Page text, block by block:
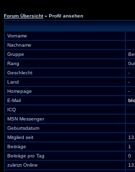
Forum Übersicht» Profil ansehen
Vorname
Nachname
Gruppe
Rang
Geschlecht
-
Land
-
Homepage
-
E-Mail
ICQ
MSN Messenger
Geburtsdatum
Mitglied seit
Beiträge
1
Beiträge pro Tag
0
zuletzt Online